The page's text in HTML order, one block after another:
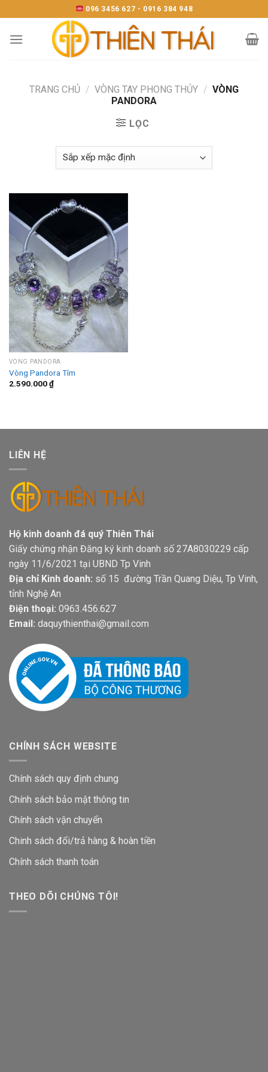
to
content
096 3456 627 - 0916 384 948
TRANG CHỦ / VÒNG TAY PHONG THỦY / VÒNG
PANDORA
LỌC
VÒNG PANDORA
Vòng Pandora Tím
2.590.000₫
LIÊN HỆ
Hộ kinh doanh đá quý Thiên Thái
Giấy chứng nhận Đăng ký kinh doanh số 27A8030229 cấp
ngày 11/6/2021 tại UBND Tp Vinh
Địa chỉ Kinh doanh: số 15 đường Trần Quang Diệu, Tp Vinh,
tỉnh Nghệ An
Điện thoại: 0963.456.627
Email: daquythienthai@gmail.com
CHÍNH SÁCH WEBSITE
Chính sách quy định chung
Chính sách bảo mật thông tin
Chính sách vận chuyển
Chinh sách đổi/trả hàng & hoàn tiền
Chính sách thanh toán
THEO DÕI CHÚNG TÔI!